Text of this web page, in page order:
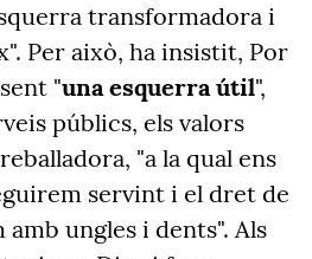
transformadora i
Per això, ha insistit, Por
"una esquerra útil",
públics, els valors
"a la qual ens
servint i el dret de
amb ungles i dents". Als